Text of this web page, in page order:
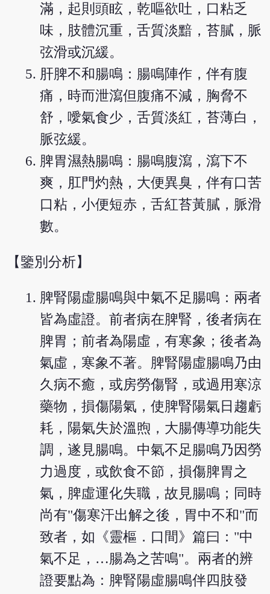
滿，起則頭眩，乾嘔欲吐，口粘乏
味，肢體沉重，舌質淡黯，苔膩，脈
弦滑或沉緩。
肝脾不和腸鳴：腸鳴陣作，伴有腹
痛，時而泄瀉但腹痛不減，胸脅不
舒，噯氣食少，舌質淡紅，苔薄白，
脈弦緩。
脾胃濕熱腸鳴：腸鳴腹瀉，瀉下不
爽，肛門灼熱，大便異臭，伴有口苦
口粘，小便短赤，舌紅苔黃膩，脈滑
數。
【鑒別分析】
脾腎陽虛腸鳴與中氣不足腸鳴：兩者
皆為虛證。前者病在脾腎，後者病在
脾胃；前者為陽虛，有寒象；後者為
氣虛，寒象不著。脾腎陽虛腸鳴乃由
久病不癒，或房勞傷腎，或過用寒涼
藥物，損傷陽氣，使脾腎陽氣日趨虧
耗，陽氣失於溫煦，大腸傳導功能失
調，遂見腸鳴。中氣不足腸鳴乃因勞
力過度，或飲食不節，損傷脾胃之
氣，脾虛運化失職，故見腸鳴；同時
尚有"傷寒汗出解之後，胃中不和"而
致者，如《靈樞．口間》篇曰："中
氣不足，…腸為之苦鳴"。兩者的辨
證要點為：脾腎陽虛腸鳴伴四肢發